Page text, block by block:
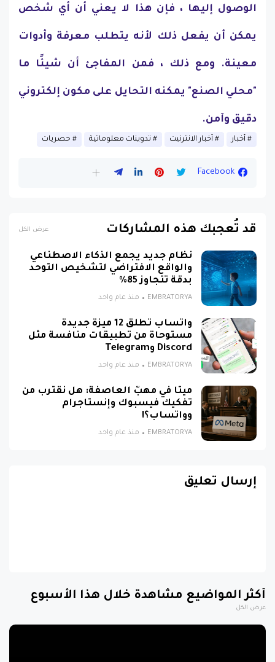
الوصول إليها ، فإن هذا لا يعني أن أي شخص
يمكن أن يفعل ذلك لأنه يتطلب معرفة وأدوات
معينة. ومع ذلك ، فمن المفاجئ أن شيئًا ما
"محلي الصنع" يمكنه التحايل على مكون إلكتروني
دقيق وآمن.
أخبار أخبار الانترنيت تدوينات معلوماتية حصريات
Facebook
قد تُعجبك هذه المشاركات عرض الكل
نظام جديد يجمع الذكاء الاصطناعي
والواقع الافتراضي لتشخيص التوحد
بدقة تتجاوز 85%
EMBRATORYA منذ عام واحد
واتساب تطلق 12 ميزة جديدة
مستوحاة من تطبيقات منافسة مثل
Discord وTelegram
EMBRATORYA منذ عام واحد
ميتا في مهبّ العاصفة: هل نقترب من
تفكيك فيسبوك وإنستاجرام
وواتساب؟!
EMBRATORYA منذ عام واحد
إرسال تعليق
أكثر المواضيع مشاهدة خلال هذا الأسبوع
عرض الكل